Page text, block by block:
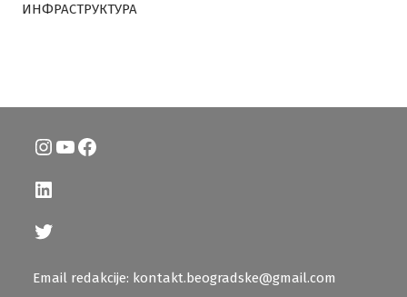
ИНФРАСТРУКТУРА
Instagram
YouTube
Facebook
LinkedIn
Twitter
Email redakcije: kontakt.beogradske@gmail.com